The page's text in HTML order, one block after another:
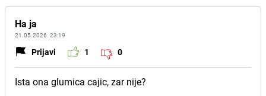
Ha ja
21.05.2026. 23:19
Prijavi 1 0
Ista ona glumica cajic, zar nije?